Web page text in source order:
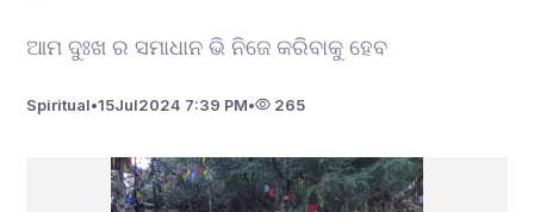
ଆମ ଦୁଃଖ ର ସମାଧାନ ଭି ନିଜେ କରିବାକୁ ହେବ
Spiritual•15Jul2024 7:39 PM• 265